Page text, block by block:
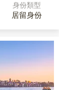
身份類型
居留身份